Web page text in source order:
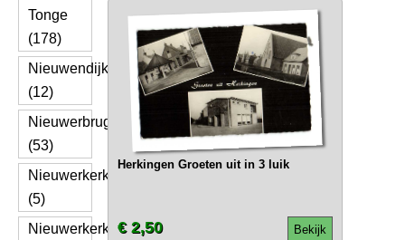
Tonge
(178)
Nieuwendijk
(12)
Nieuwerbrug
(53)
Nieuwerkerk
(5)
Nieuwerkerk
Herkingen Groeten uit in 3 luik
Bekijk
€ 2,50